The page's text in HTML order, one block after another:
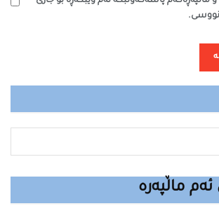
نووسی.
ئەم ماڵپەرە